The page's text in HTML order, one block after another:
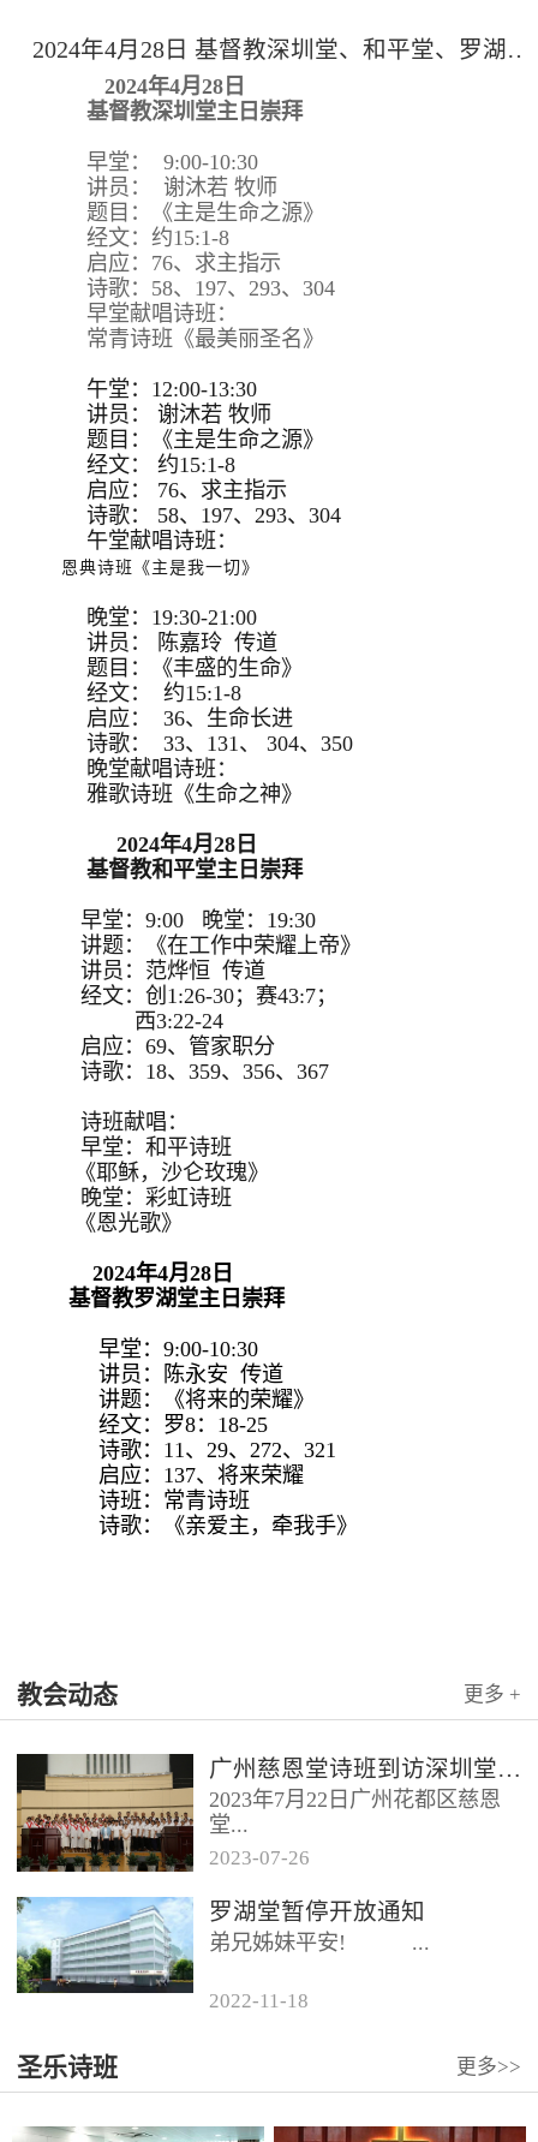
2024年4月28日 基督教深圳堂、和平堂、罗湖堂主日崇拜
2024年4月28日
基督教深圳堂主日崇拜
早堂： 9:00-10:30
讲员： 谢沐若 牧师
题目：《主是生命之源》
经文：约15:1-8
启应：76、求主指示
诗歌：58、197、293、304
早堂献唱诗班：
常青诗班《最美丽圣名》
午堂：12:00-13:30
讲员：
谢沐若 牧师
题目：
《主是生命之源》
经文：
约15:1-8
启应：
76、求主指示
诗歌：
58、197、293、 304
午堂献唱诗班：
恩典诗班《主是我一切》
晚堂：19:30-21:00
讲员： 陈嘉玲 传道
题目：《丰盛的生命》
经文： 约15:1-8
启应： 36、生命长进
诗歌： 33、131、 304、350
晚堂献唱诗班：
雅歌诗班《生命之神》
2024年4月28日
基督教和平堂主日崇拜
早堂：9:00 晚堂：19:30
讲题：《在工作中荣耀上帝》
讲员：范烨恒 传道
经文：创1:26-30；赛43:7；
西3:22-24
启应：69、管家职分
诗歌：18、359、356、367
诗班献唱：
早堂：和平诗班
《耶稣，沙仑玫瑰》
晚堂：彩虹诗班
《恩光歌》
2024年4月28日
基督教罗湖堂主日崇拜
早堂：9:00-10:30
讲员：陈永安 传道
讲题：《将来的荣耀》
经文：罗8：18-25
诗歌：11、29、272、321
启应：137、将来荣耀
诗班：常青诗班
诗歌：《亲爱主，牵我手》
教会动态 更多 +
广州慈恩堂诗班到访深圳堂、和平堂
2023年7月22日广州花都区慈恩
堂...
联合诗班在叶海莲牧师的带领
下，先后到访基督教和平堂、深
圳堂。 上午和平堂教...
2023-07-26
罗湖堂暂停开放通知
弟兄姊妹平安! ...
2022-11-18
圣乐诗班 更多>>